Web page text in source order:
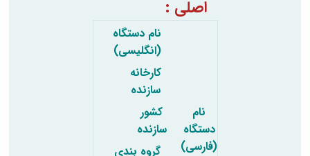
اصلی :
نام
دستگاه
(فارسی)
نام دستگاه
(انگلیسی)
کارخانه
سازنده
کشور
سازنده
گروه بندی